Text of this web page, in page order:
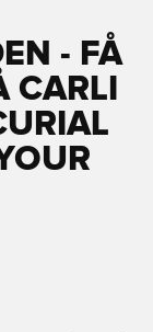
- FÅ
CARLI